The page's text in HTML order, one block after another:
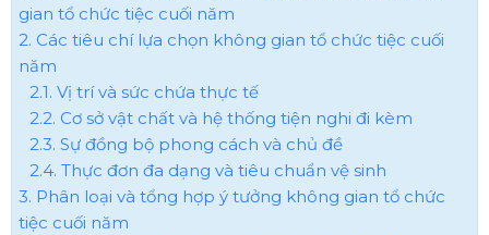
gian tổ chức tiệc cuối năm
2. Các tiêu chí lựa chọn không gian tổ chức tiệc cuối
năm
2.1. Vị trí và sức chứa thực tế
2.2. Cơ sở vật chất và hệ thống tiện nghi đi kèm
2.3. Sự đồng bộ phong cách và chủ đề
2.4. Thực đơn đa dạng và tiêu chuẩn vệ sinh
3. Phân loại và tổng hợp ý tưởng không gian tổ chức
tiệc cuối năm